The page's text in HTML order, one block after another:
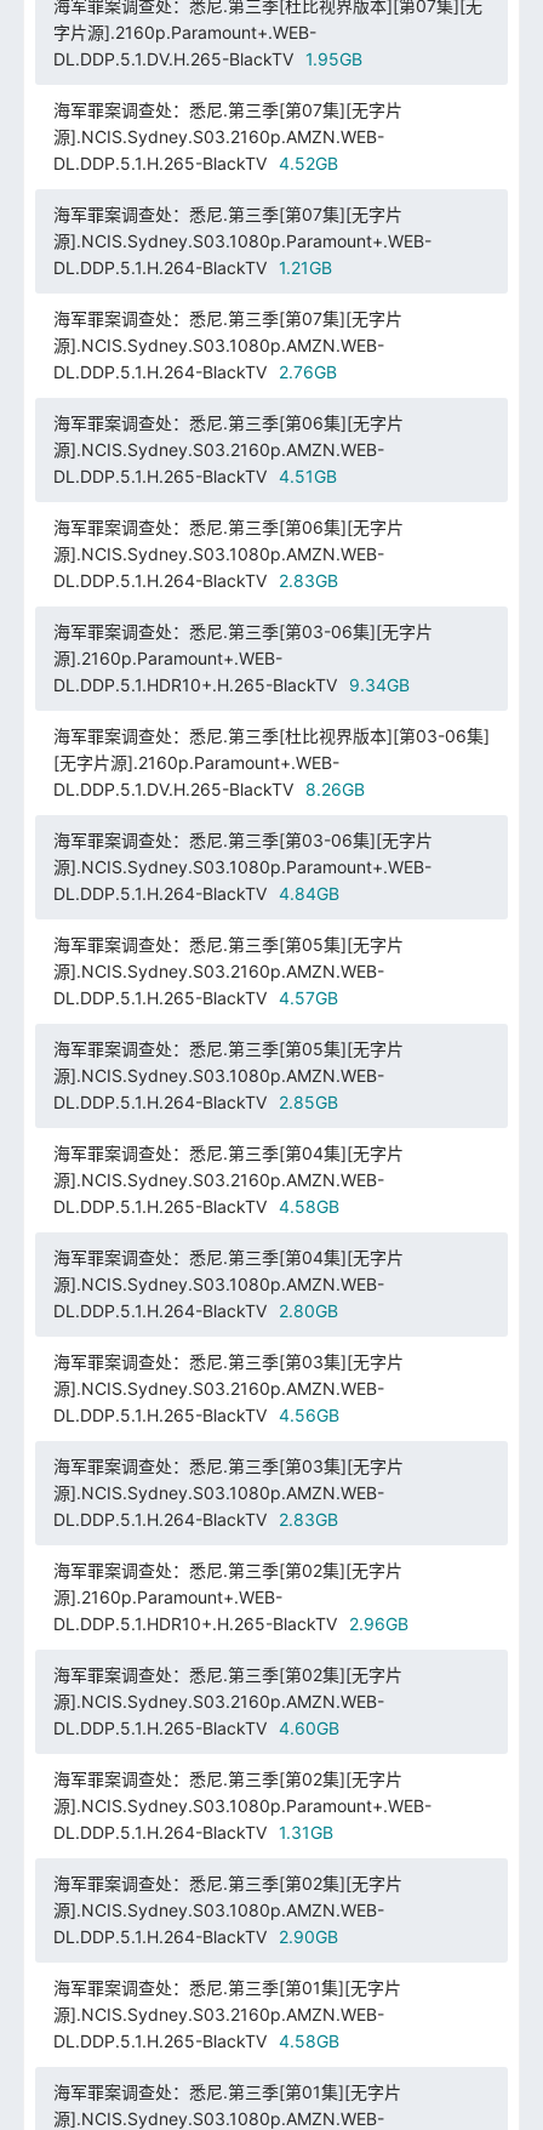
海军罪案调查处：悉尼.第三季[杜比视界版本][第07集][无
字片源].2160p.Paramount+.WEB-
DL.DDP.5.1.DV.H.265-BlackTV
1.95GB
海军罪案调查处：悉尼.第三季[第07集][无字片
源].NCIS.Sydney.S03.2160p.AMZN.WEB-
DL.DDP.5.1.H.265-BlackTV
4.52GB
海军罪案调查处：悉尼.第三季[第07集][无字片
源].NCIS.Sydney.S03.1080p.Paramount+.WEB-
DL.DDP.5.1.H.264-BlackTV
1.21GB
海军罪案调查处：悉尼.第三季[第07集][无字片
源].NCIS.Sydney.S03.1080p.AMZN.WEB-
DL.DDP.5.1.H.264-BlackTV
2.76GB
海军罪案调查处：悉尼.第三季[第06集][无字片
源].NCIS.Sydney.S03.2160p.AMZN.WEB-
DL.DDP.5.1.H.265-BlackTV
4.51GB
海军罪案调查处：悉尼.第三季[第06集][无字片
源].NCIS.Sydney.S03.1080p.AMZN.WEB-
DL.DDP.5.1.H.264-BlackTV
2.83GB
海军罪案调查处：悉尼.第三季[第03-06集][无字片
源].2160p.Paramount+.WEB-
DL.DDP.5.1.HDR10+.H.265-BlackTV
9.34GB
海军罪案调查处：悉尼.第三季[杜比视界版本][第03-06集]
[无字片源].2160p.Paramount+.WEB-
DL.DDP.5.1.DV.H.265-BlackTV
8.26GB
海军罪案调查处：悉尼.第三季[第03-06集][无字片
源].NCIS.Sydney.S03.1080p.Paramount+.WEB-
DL.DDP.5.1.H.264-BlackTV
4.84GB
海军罪案调查处：悉尼.第三季[第05集][无字片
源].NCIS.Sydney.S03.2160p.AMZN.WEB-
DL.DDP.5.1.H.265-BlackTV
4.57GB
海军罪案调查处：悉尼.第三季[第05集][无字片
源].NCIS.Sydney.S03.1080p.AMZN.WEB-
DL.DDP.5.1.H.264-BlackTV
2.85GB
海军罪案调查处：悉尼.第三季[第04集][无字片
源].NCIS.Sydney.S03.2160p.AMZN.WEB-
DL.DDP.5.1.H.265-BlackTV
4.58GB
海军罪案调查处：悉尼.第三季[第04集][无字片
源].NCIS.Sydney.S03.1080p.AMZN.WEB-
DL.DDP.5.1.H.264-BlackTV
2.80GB
海军罪案调查处：悉尼.第三季[第03集][无字片
源].NCIS.Sydney.S03.2160p.AMZN.WEB-
DL.DDP.5.1.H.265-BlackTV
4.56GB
海军罪案调查处：悉尼.第三季[第03集][无字片
源].NCIS.Sydney.S03.1080p.AMZN.WEB-
DL.DDP.5.1.H.264-BlackTV
2.83GB
海军罪案调查处：悉尼.第三季[第02集][无字片
源].2160p.Paramount+.WEB-
DL.DDP.5.1.HDR10+.H.265-BlackTV
2.96GB
海军罪案调查处：悉尼.第三季[第02集][无字片
源].NCIS.Sydney.S03.2160p.AMZN.WEB-
DL.DDP.5.1.H.265-BlackTV
4.60GB
海军罪案调查处：悉尼.第三季[第02集][无字片
源].NCIS.Sydney.S03.1080p.Paramount+.WEB-
DL.DDP.5.1.H.264-BlackTV
1.31GB
海军罪案调查处：悉尼.第三季[第02集][无字片
源].NCIS.Sydney.S03.1080p.AMZN.WEB-
DL.DDP.5.1.H.264-BlackTV
2.90GB
海军罪案调查处：悉尼.第三季[第01集][无字片
源].NCIS.Sydney.S03.2160p.AMZN.WEB-
DL.DDP.5.1.H.265-BlackTV
4.58GB
海军罪案调查处：悉尼.第三季[第01集][无字片
源].NCIS.Sydney.S03.1080p.AMZN.WEB-